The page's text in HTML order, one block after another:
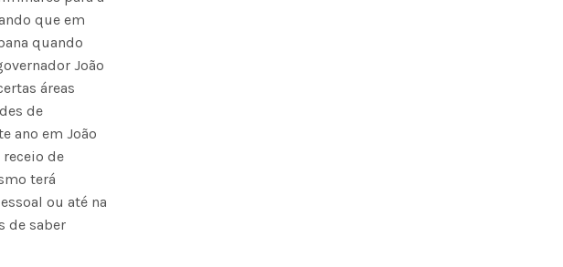
que em
quando
João
áreas
de
ano em João
de
terá
ou até na
de saber